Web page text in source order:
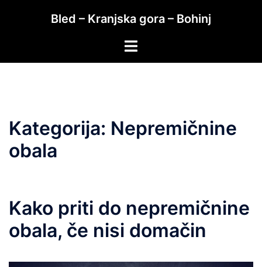
Bled – Kranjska gora – Bohinj
Toggle
Kategorija: Nepremičnine
obala
Kako priti do nepremičnine
obala, če nisi domačin